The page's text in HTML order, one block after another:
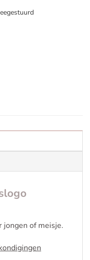
jongen of meisje.